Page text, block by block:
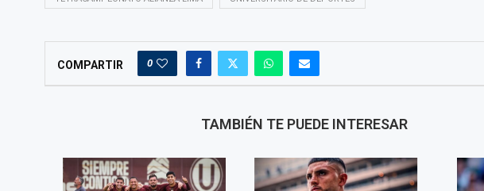
COMPARTIR 0
TAMBIÉN TE PUEDE INTERESAR